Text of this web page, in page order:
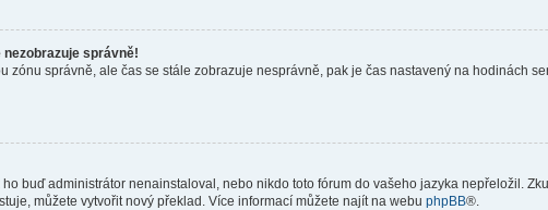
správně!
zónu správně, ale čas se stále zobrazuje nesprávně, pak je čas nastavený na hodinách
buď administrátor nenainstaloval, nebo nikdo toto fórum do vašeho jazyka nepřeložil.
můžete vytvořit nový překlad. Více informací můžete najít na webu phpBB®.